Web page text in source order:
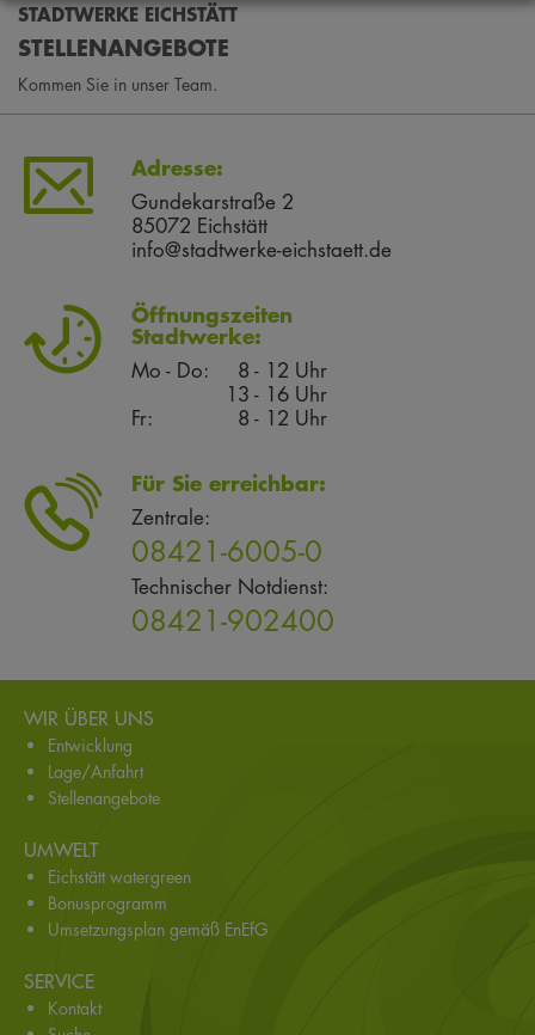
STADTWERKE EICHSTÄTT
STELLENANGEBOTE
Kommen Sie in unser Team.
Adresse:
Gundekarstraße 2
85072 Eichstätt
info@stadtwerke-eichstaett.de
Öffnungszeiten
Stadtwerke:
Mo - Do:
Fr:
8 - 12 Uhr
13 - 16 Uhr
8 - 12 Uhr
Für Sie erreichbar:
Zentrale:
08421-6005-0
Technischer Notdienst:
08421-902400
WIR ÜBER UNS
Entwicklung
Lage/Anfahrt
Stellenangebote
UMWELT
Eichstätt watergreen
Bonusprogramm
Umsetzungsplan gemäß EnEfG
SERVICE
Kontakt